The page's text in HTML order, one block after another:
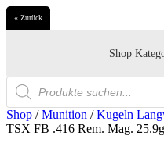
« Zurück
Shop
Products
search
Shop /Munition /Kugeln
TSX FB .416 Rem. Mag. 25.9g